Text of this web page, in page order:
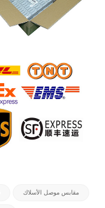
مقابس موصل الأسلاك